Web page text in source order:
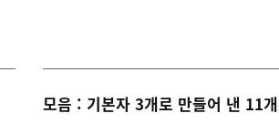
모음 : 기본자 3개로 만들어 낸 11